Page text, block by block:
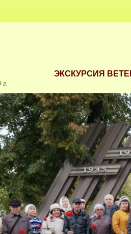
ЭКСКУРСИЯ